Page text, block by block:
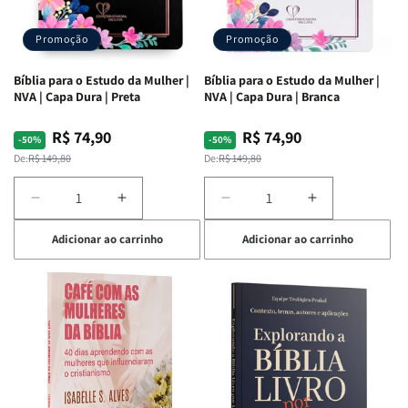
Promoção
Bíblia para o Estudo da Mulher |
NVA | Capa Dura | Preta
-50%
Preço
normal
De:R$ 149,80
Preço
promocional
R$ 74,90
Diminuir
a
quantidade
de
Bíblia
para
Estudo
da
Mulher
Aumentar
a
quantidade
de
Bíblia
para
o
Estudo
da
Mulher
|
Adicionar ao carrinho
Promoção
Bíblia para o Estudo da Mulher |
NVA | Capa Dura | Branca
-50%
Preço
normal
De:R$ 149,80
Preço
promocional
R$ 74,90
Diminuir
a
quantidade
de
Bíblia
o
Estudo
da
Mulher
Aumentar
a
quantidade
de
Bíblia
para
o
Estudo
Mulher
|
Adicionar ao carrinho